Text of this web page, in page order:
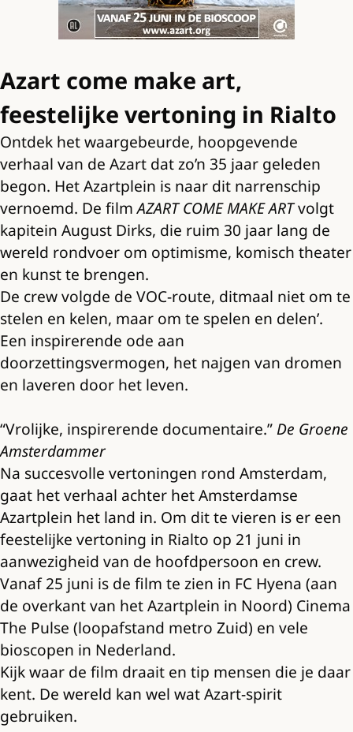
Azart come make art,
feestelijke vertoning in Rialto
Ontdek het waargebeurde, hoopgevende
verhaal van de Azart dat zo’n 35 jaar geleden
begon. Het Azartplein is naar dit narrenschip
vernoemd. De filmAZART COME MAKE ARTvolgt
kapitein August Dirks, die ruim 30 jaar lang de
wereld rondvoer om optimisme, komisch theater
en kunst te brengen.
De crew volgde de VOC-route, ditmaal niet om te
stelen en kelen, maar om te spelen en delen’.
Een inspirerende ode aan
doorzettingsvermogen, het najgen van dromen
en laveren door het leven.
“Vrolijke, inspirerende documentaire.”De Groene
Amsterdammer
Na succesvolle vertoningen rond Amsterdam,
gaat het verhaal achter het Amsterdamse
Azartplein het land in. Om dit te vieren is er een
feestelijke vertoning in Rialto op 21 juni in
aanwezigheid van de hoofdpersoon en crew.
Vanaf 25 juni is de film te zien in FC Hyena (aan
de overkant van het Azartplein in Noord) Cinema
The Pulse (loopafstand metro Zuid) en vele
bioscopen in Nederland.
Kijk waar de film draait en tip mensen die je daar
kent. De wereld kan wel wat Azart-spirit
gebruiken.